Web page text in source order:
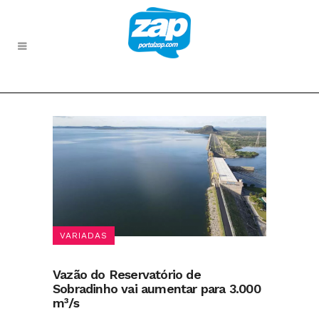
VARIADAS
Vazão do Reservatório de
Sobradinho vai aumentar para 3.000
m³/s